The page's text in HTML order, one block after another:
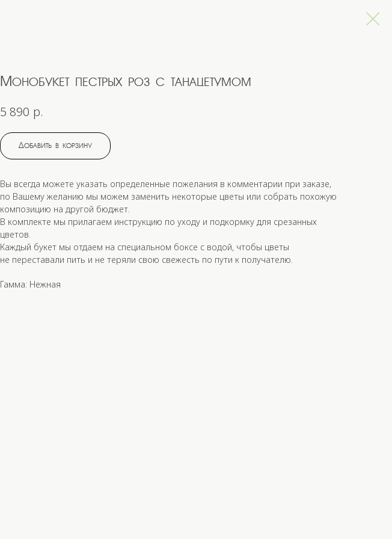
Монобукет пестрых роз с танацетумом
5 890 р.
Добавить в корзину
Вы всегда можете указать определенные пожелания в комментарии при заказе,
по Вашему желанию мы можем заменить некоторые цветы или собрать похожую
композицию на другой бюджет.
В комплекте мы прилагаем инструкцию по уходу и подкормку для срезанных
цветов.
Каждый букет мы отдаем на специальном боксе с водой, чтобы цветы
не переставали пить и не теряли свою свежесть по пути к получателю.
Гамма: Нежная